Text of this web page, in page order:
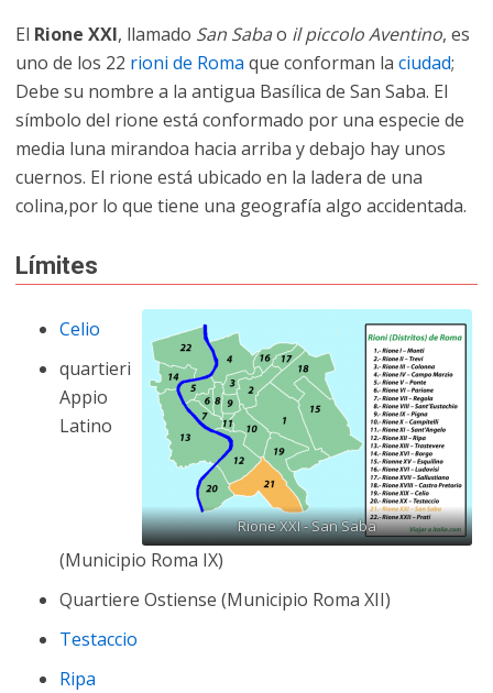
El Rione XXI, llamado San Sabao il piccolo Aventino, es
uno de los 22 rioni de Roma que conforman la ciudad;
Debe su nombre a la antigua Basílica de San Saba. El
símbolo del rione está conformado por una especie de
media luna mirandoa hacia arriba y debajo hay unos
cuernos. El rione está ubicado en la ladera de una
colina,por lo que tiene una geografía algo accidentada.
Límites
Rione XXI - San Saba
Celio
quartieri
Appio
Latino
(Municipio Roma IX)
Quartiere Ostiense (Municipio Roma XII)
Testaccio
Ripa